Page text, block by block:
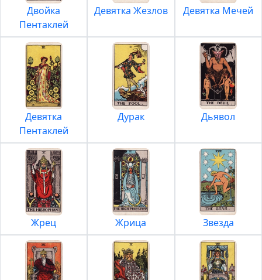
Двойка
Пентаклей
Девятка Жезлов Девятка Мечей
Девятка
Пентаклей
Дурак Дьявол
Жрец Жрица Звезда